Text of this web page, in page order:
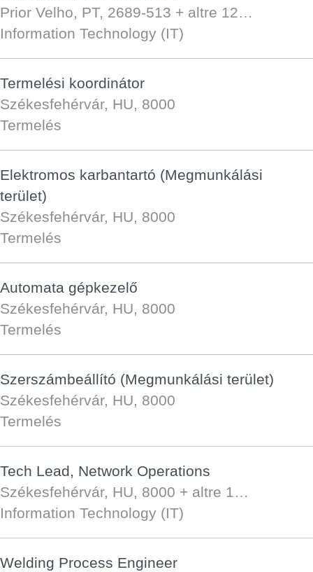
Prior Velho, PT, 2689-513 + altre 12…
Information Technology (IT)
Termelési koordinátor
Székesfehérvár, HU, 8000
Termelés
Elektromos karbantartó (Megmunkálási
terület)
Székesfehérvár, HU, 8000
Termelés
Automata gépkezelő
Székesfehérvár, HU, 8000
Termelés
Szerszámbeállító (Megmunkálási terület)
Székesfehérvár, HU, 8000
Termelés
Tech Lead, Network Operations
Székesfehérvár, HU, 8000 + altre 1…
Information Technology (IT)
Welding Process Engineer